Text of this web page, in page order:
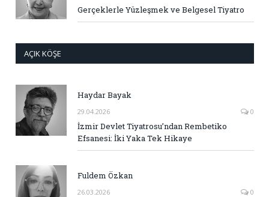
Gerçeklerle Yüzleşmek ve Belgesel Tiyatro
AÇIK KÖŞE
Haydar Bayak
29.04.2026 0
İzmir Devlet Tiyatrosu’ndan Rembetiko
Efsanesi: İki Yaka Tek Hikaye
Fuldem Özkan
26.03.2026 0